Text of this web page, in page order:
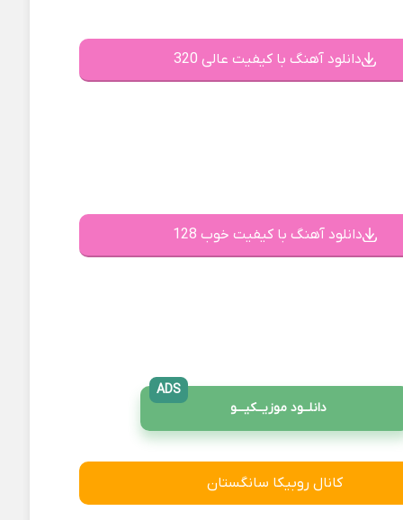
دانلود آهنگ با کیفیت عالی 320
دانلود آهنگ با کیفیت خوب 128
دانلــود موزیــکیـــو
ADS
کانال روبیکا سانگستان